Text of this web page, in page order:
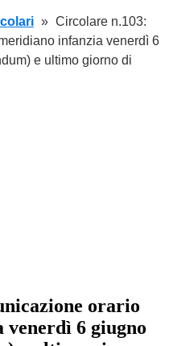
Circolare n.103:
infanzia venerdì 6
e ultimo giorno di
orario
6 giugno